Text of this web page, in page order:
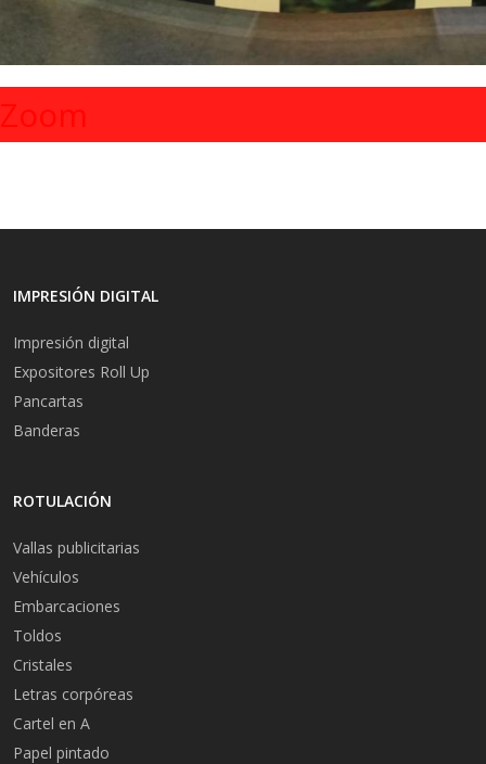
Zoom
IMPRESIÓN DIGITAL
Impresión digital
Expositores Roll Up
Pancartas
Banderas
ROTULACIÓN
Vallas publicitarias
Vehículos
Embarcaciones
Toldos
Cristales
Letras corpóreas
Cartel en A
Papel pintado